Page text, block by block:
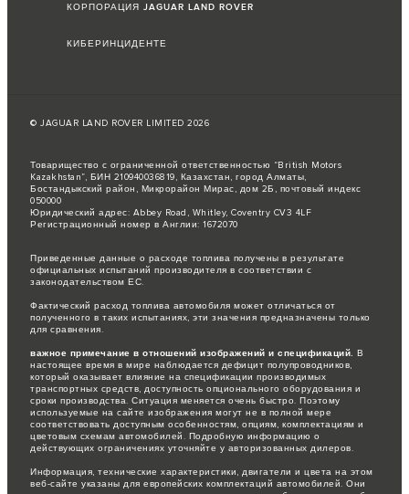
КОРПОРАЦИЯ JAGUAR LAND ROVER
КИБЕРИНЦИДЕНТЕ
© JAGUAR LAND ROVER LIMITED 2026
Товарищество с ограниченной ответственностью “British Motors
Kazakhstan”, БИН 210940036819, Казахстан, город Алматы,
Бостандыкский район, Микрорайон Мирас, дом 2Б, почтовый индекс
050000
Юридический адрес: Abbey Road, Whitley, Coventry CV3 4LF
Регистрационный номер в Англии: 1672070
Приведенные данные о расходе топлива получены в результате
официальных испытаний производителя в соответствии с
законодательством ЕС.
Фактический расход топлива автомобиля может отличаться от
полученного в таких испытаниях, эти значения предназначены только
для сравнения.
важное примечание в отношений изображений и спецификаций. В
настоящее время в мире наблюдается дефицит полупроводников,
который оказывает влияние на спецификации производимых
транспортных средств, доступность опционального оборудования и
сроки производства. Ситуация меняется очень быстро. Поэтому
используемые на сайте изображения могут не в полной мере
соответствовать доступным особенностям, опциям, комплектациям и
цветовым схемам автомобилей. Подробную информацию о
действующих ограничениях уточняйте у авторизованных дилеров.
Информация, технические характеристики, двигатели и цвета на этом
веб-сайте указаны для европейских комплектаций автомобилей. Они